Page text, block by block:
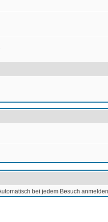
bei jedem Besuch anmelden